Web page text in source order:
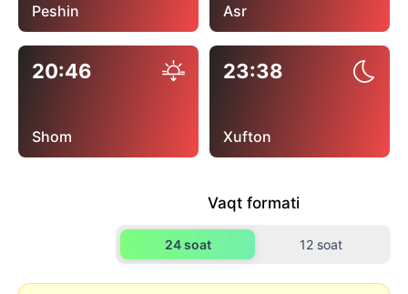
Peshin Asr
20:46
Shom
23:38
Xufton
Vaqt formati
24 soat 12 soat